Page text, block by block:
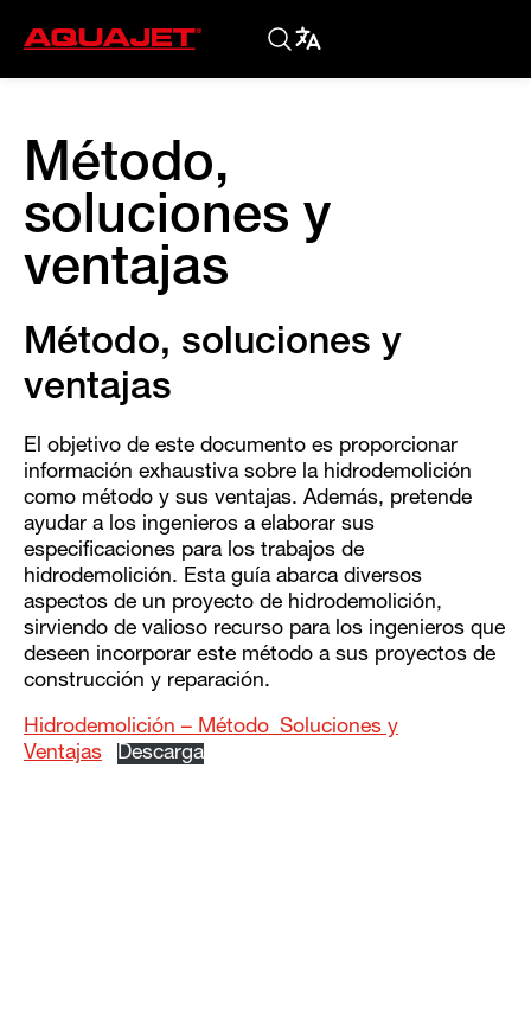
Método,
soluciones y
ventajas
Método, soluciones y
ventajas
El objetivo de este documento es proporcionar
información exhaustiva sobre la hidrodemolición
como método y sus ventajas. Además, pretende
ayudar a los ingenieros a elaborar sus
especificaciones para los trabajos de
hidrodemolición. Esta guía abarca diversos
aspectos de un proyecto de hidrodemolición,
sirviendo de valioso recurso para los ingenieros que
deseen incorporar este método a sus proyectos de
construcción y reparación.
Hidrodemolición – Método_Soluciones y
Ventajas
Descarga